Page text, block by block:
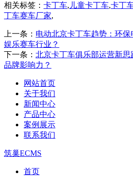
相关标签： 卡丁车, 儿童卡丁车,卡丁
丁车赛车厂家,
上一条： 电动北京卡丁车趋势：环
娱乐赛车行业？
下一条： 北京卡丁车俱乐部运营新
品牌影响力？
网站首页
关于我们
新闻中心
产品中心
案例展示
联系我们
筑巢ECMS
首页